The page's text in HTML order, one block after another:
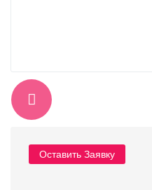
Оставить Заявку